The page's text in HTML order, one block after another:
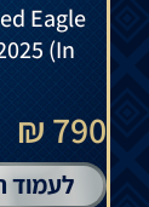
Eagle
(In
790 ₪
לעמוד